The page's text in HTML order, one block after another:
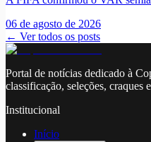
06 de agosto de 2026
← Ver todos os posts
Portal de notícias dedicado à
classificação, seleções, craques
Institucional
Início